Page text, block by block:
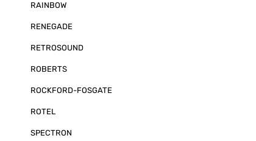
RAINBOW
RENEGADE
RETROSOUND
ROBERTS
ROCKFORD-FOSGATE
ROTEL
SPECTRON